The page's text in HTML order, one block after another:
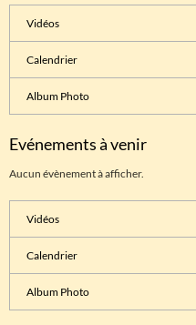
Vidéos
Calendrier
Album Photo
Evénements à venir
Aucun évènement à afficher.
Vidéos
Calendrier
Album Photo